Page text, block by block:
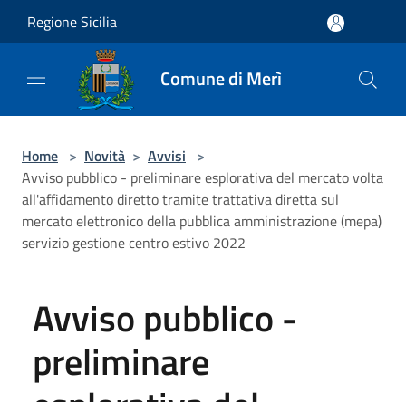
Regione Sicilia
Comune di Merì
Home > Novità > Avvisi >
Avviso pubblico - preliminare esplorativa del mercato volta
all'affidamento diretto tramite trattativa diretta sul
mercato elettronico della pubblica amministrazione (mepa)
servizio gestione centro estivo 2022
Avviso pubblico -
preliminare